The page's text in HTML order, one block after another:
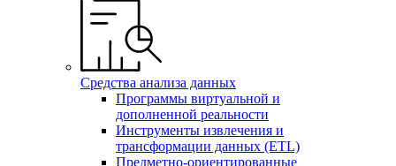
Средства анализа данных
Программы виртуальной и
дополненной реальности
Инструменты извлечения и
трансформации данных (ETL)
Предметно-ориентированные